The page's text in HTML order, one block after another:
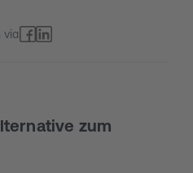
via
zum